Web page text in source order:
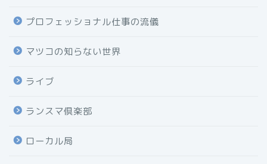
プロフェッショナル仕事の流儀
マツコの知らない世界
ライブ
ランスマ倶楽部
ローカル局